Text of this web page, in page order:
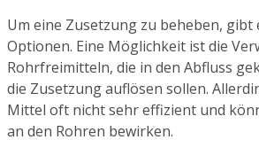
Um eine Zusetzung zu beheben, gibt
Optionen. Eine Möglichkeit ist die
Rohrfreimitteln, die in den Abfluss
die Zusetzung auflösen sollen.
Mittel oft nicht sehr effizient und
an den Rohren bewirken.